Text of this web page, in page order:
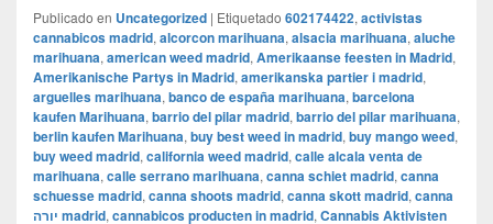
Publicado en Uncategorized | Etiquetado 602174422, activistas
cannabicos madrid, alcorcon marihuana, alsacia marihuana, aluche
marihuana, american weed madrid, Amerikaanse feesten in Madrid,
Amerikanische Partys in Madrid, amerikanska partier i madrid,
arguelles marihuana, banco de españa marihuana, barcelona
kaufen Marihuana, barrio del pilar madrid, barrio del pilar marihuana,
berlin kaufen Marihuana, buy best weed in madrid, buy mango weed,
buy weed madrid, california weed madrid, calle alcala venta de
marihuana, calle serrano marihuana, canna schiet madrid, canna
schuesse madrid, canna shoots madrid, canna skott madrid, canna
יורה madrid, cannabicos producten in madrid, Cannabis Aktivisten